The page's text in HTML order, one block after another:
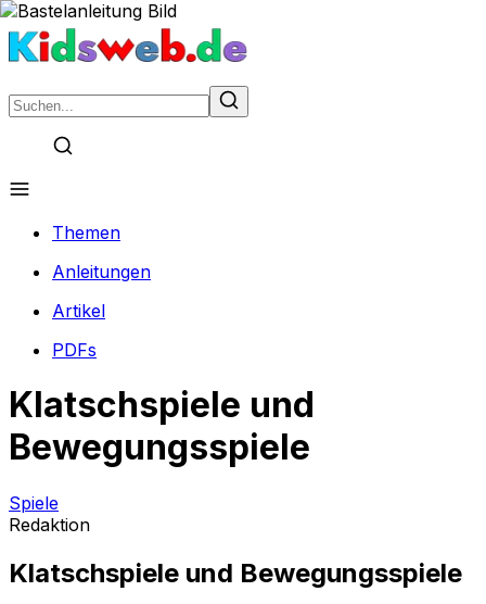
Themen
Anleitungen
Artikel
PDFs
Klatschspiele und
Bewegungsspiele
Spiele
Redaktion
Klatschspiele und Bewegungsspiele